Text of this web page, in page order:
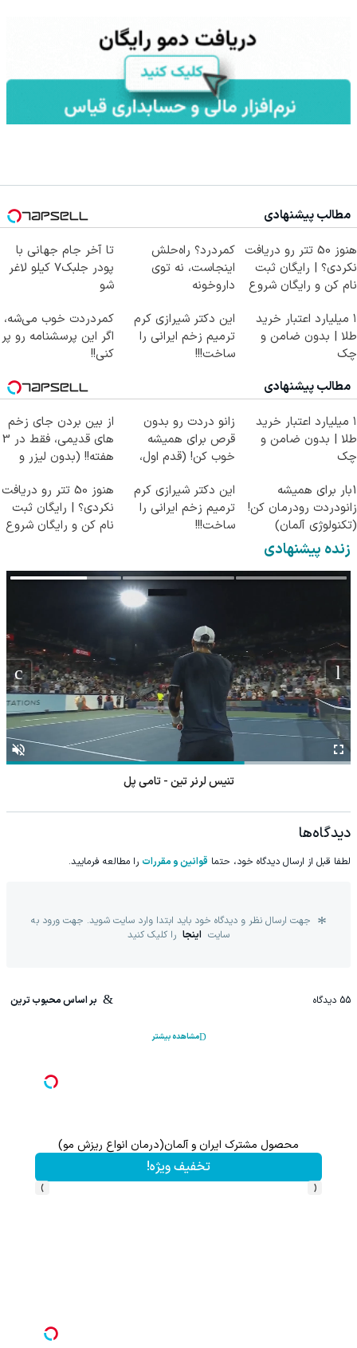
مطالب پیشنهادی
هنوز 50 تتر رو دریافت
نکردی؟ | رایگان ثبت
نام کن و رایگان شروع
کمردرد؟ راه‌حلش
اینجاست، نه توی
داروخونه
تا آخر جام جهانی با
پودر جلبک7 کیلو لاغر
شو
۱ میلیارد اعتبار خرید
طلا | بدون ضامن و
چک
این دکتر شیرازی کرم
ترمیم زخم ایرانی را
ساخت!!!
کمردردت خوب می‌شه،
اگر این پرسشنامه رو پر
کنی!!
مطالب پیشنهادی
۱ میلیارد اعتبار خرید
طلا | بدون ضامن و
چک
زانو دردت رو بدون
قرص برای همیشه
خوب کن! (قدم اول،
از بین بردن جای زخم
های قدیمی، فقط در 3
هفته!! (بدون لیزر و
1بار برای همیشه
زانودردت رودرمان کن!
(تکنولوژی آلمان)
◂پرسشنامه▸
این دکتر شیرازی کرم
ترمیم زخم ایرانی را
ساخت!!!
هنوز 50 تتر رو دریافت
نکردی؟ | رایگان ثبت
نام کن و رایگان شروع
زنده پیشنهادی
تنیس لرنر تین - تامی پل
دیدگاه‌ها
لطفا قبل از ارسال دیدگاه خود، حتما قوانین و مقررات را مطالعه فرمایید.
جهت ارسال نظر و دیدگاه خود باید ابتدا وارد سایت شوید. جهت ورود به
سایت اینجا را کلیک کنید
55 دیدگاه بر اساس محبوب ترین
مشاهده بیشتر
محصول مشترک ایران و آلمان(درمان انواع ریزش مو)
تخفیف ویژه!
‹
›